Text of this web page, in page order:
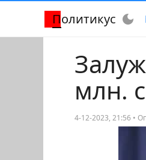
Политикус dark_mode
млн.
4-12-2023, 21:56 •